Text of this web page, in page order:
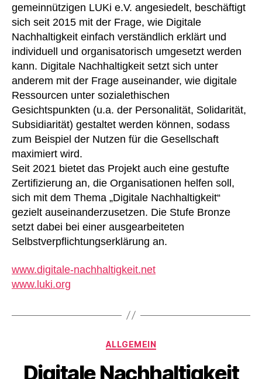
gemeinnützigen LUKi e.V. angesiedelt, beschäftigt
sich seit 2015 mit der Frage, wie Digitale
Nachhaltigkeit einfach verständlich erklärt und
individuell und organisatorisch umgesetzt werden
kann. Digitale Nachhaltigkeit setzt sich unter
anderem mit der Frage auseinander, wie digitale
Ressourcen unter sozialethischen
Gesichtspunkten (u.a. der Personalität, Solidarität,
Subsidiarität) gestaltet werden können, sodass
zum Beispiel der Nutzen für die Gesellschaft
maximiert wird.
Seit 2021 bietet das Projekt auch eine gestufte
Zertifizierung an, die Organisationen helfen soll,
sich mit dem Thema „Digitale Nachhaltigkeit“
gezielt auseinanderzusetzen. Die Stufe Bronze
setzt dabei bei einer ausgearbeiteten
Selbstverpflichtungserklärung an.
www.digitale-nachhaltigkeit.net
www.luki.org
Kategorien
ALLGEMEIN
Digitale Nachhaltigkeit